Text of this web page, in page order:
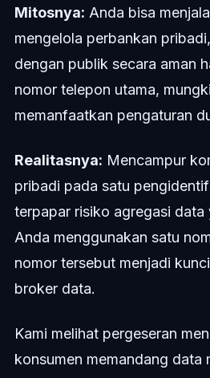
Mitosnya: Anda bisa
mengelola perbankan
dengan publik secara aman
nomor telepon utama,
memanfaatkan pengaturan
Realitasnya: Mencampur
pribadi pada satu
terpapar risiko agregasi data
Anda menggunakan satu
nomor tersebut menjadi
broker data.
Kami melihat pergeseran
konsumen memandang data